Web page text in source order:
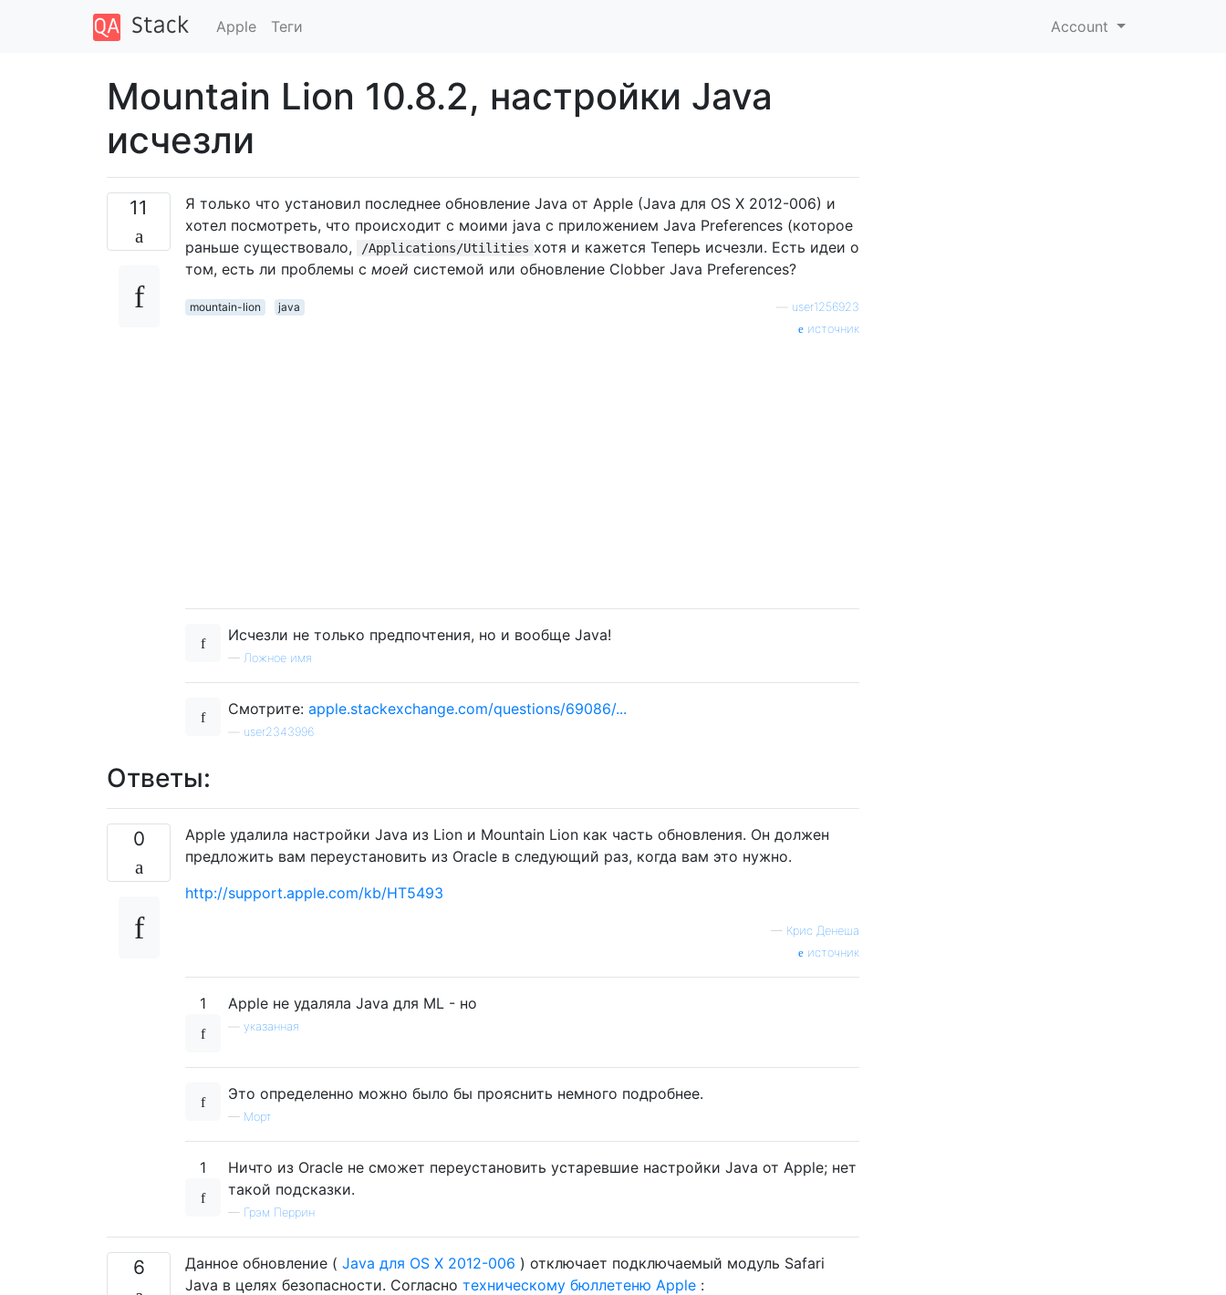
Apple Теги Account
Mountain Lion 10.8.2, настройки Java
исчезли
11
Я только что установил последнее обновление Java от Apple (Java для OS X 2012-006) и
хотел посмотреть, что происходит с моими java с приложением Java Preferences (которое
раньше существовало,
/Applications/Utilities хотя и кажется Теперь исчезли. Есть идеи о
том, есть ли проблемы с моей системой или обновление Clobber Java Preferences?
mountain-lion java
user1256923
источник
Исчезли не только предпочтения, но и вообще Java!
— Ложное имя
Смотрите: apple.stackexchange.com/questions/69086/...
user2343996
Ответы:
0
Apple удалила настройки Java из Lion и Mountain Lion как часть обновления. Он должен
предложить вам переустановить из Oracle в следующий раз, когда вам это нужно.
http://support.apple.com/kb/HT5493
— Крис Денеша
источник
1 Apple не удаляла Java для ML - но
указанная
Это определенно можно было бы прояснить немного подробнее.
— Морт
1
Ничто из Oracle не сможет переустановить устаревшие настройки Java от Apple; нет
такой подсказки.
— Грэм Перрин
6 Данное обновление ( Java для OS X 2012-006 ) отключает подключаемый модуль Safari
Java в целях безопасности. Согласно техническому бюллетеню Apple :